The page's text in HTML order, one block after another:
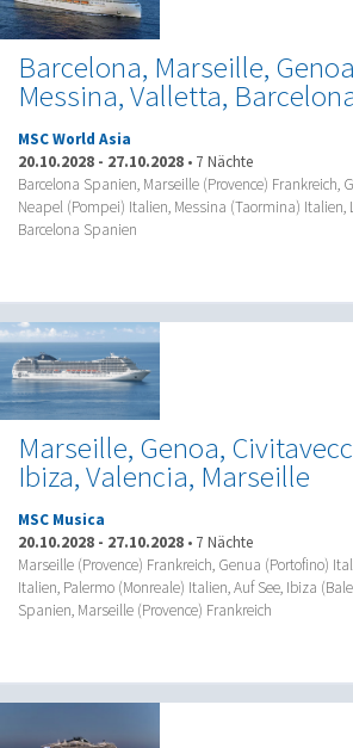
Barcelona, Marseille,
Messina, Valletta,
MSC World Asia
20.10.2028 - 27.10.2028 • 7 Nächte
Barcelona Spanien, Marseille (Provence) Frankreich,
Neapel (Pompei) Italien, Messina (Taormina) Italien,
Barcelona Spanien
Marseille, Genoa,
Ibiza, Valencia, Marseille
MSC Musica
20.10.2028 - 27.10.2028 • 7 Nächte
Marseille (Provence) Frankreich, Genua (Portofino)
Italien, Palermo (Monreale) Italien, Auf See, Ibiza
Spanien, Marseille (Provence) Frankreich